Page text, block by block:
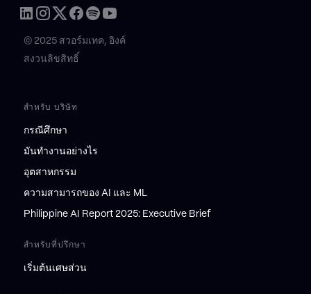
© 2025 สวอร์มเทค, อิงค์
สงวนลิขสิทธิ์
สำหรับ บริษัท
กรณีศึกษา
มันทำงานอย่างไร
อุตสาหกรรม
ความสามารถของ AI และ ML
Philippine AI Report 2025: Executive Brief
สำหรับที่ปรึกษา
เริ่มต้นเศษส่วน